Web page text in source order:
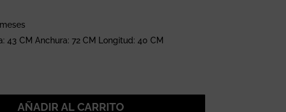
43 CM Anchura: 72 CM Longitud: 40 CM
AÑADIR AL CARRITO